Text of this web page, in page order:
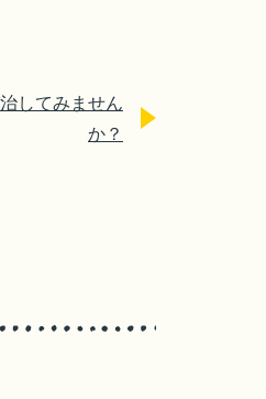
してみません
か？